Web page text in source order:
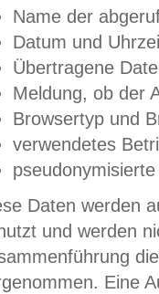
Name der
Datum und
Übertragene
Meldung, ob der
Browsertyp und
verwendetes
Daten werden
und werden
Eine